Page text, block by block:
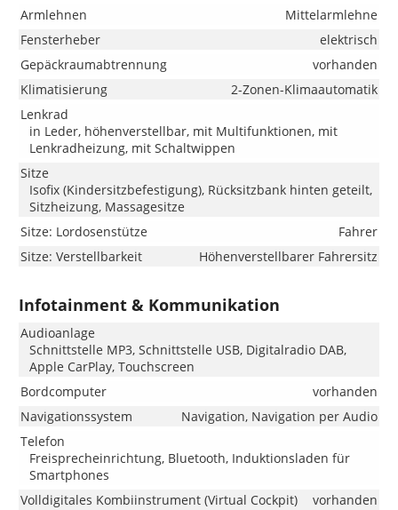
Armlehnen
Mittelarmlehne
Fensterheber
elektrisch
Gepäckraumabtrennung
vorhanden
Klimatisierung
2-Zonen-Klimaautomatik
Lenkrad
in Leder, höhenverstellbar, mit Multifunktionen, mit
Lenkradheizung, mit Schaltwippen
Sitze
Isofix (Kindersitzbefestigung), Rücksitzbank hinten geteilt,
Sitzheizung, Massagesitze
Sitze: Lordosenstütze
Fahrer
Sitze: Verstellbarkeit
Höhenverstellbarer Fahrersitz
Infotainment & Kommunikation
Audioanlage
Schnittstelle MP3, Schnittstelle USB, Digitalradio DAB,
Apple CarPlay, Touchscreen
Bordcomputer
vorhanden
Navigationssystem
Navigation, Navigation per Audio
Telefon
Freisprecheinrichtung, Bluetooth, Induktionsladen für
Smartphones
Volldigitales Kombiinstrument (Virtual Cockpit)
vorhanden